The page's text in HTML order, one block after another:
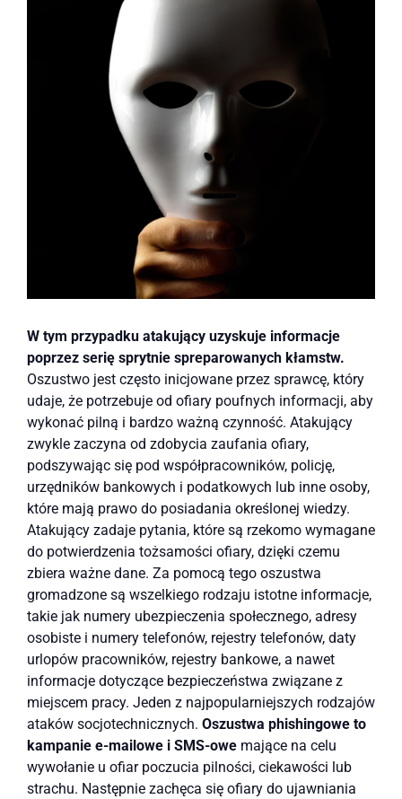
W tym przypadku atakujący uzyskuje informacje
poprzez serię sprytnie spreparowanych kłamstw.
Oszustwo jest często inicjowane przez sprawcę, który
udaje, że potrzebuje od ofiary poufnych informacji, aby
wykonać pilną i bardzo ważną czynność. Atakujący
zwykle zaczyna od zdobycia zaufania ofiary,
podszywając się pod współpracowników, policję,
urzędników bankowych i podatkowych lub inne osoby,
które mają prawo do posiadania określonej wiedzy.
Atakujący zadaje pytania, które są rzekomo wymagane
do potwierdzenia tożsamości ofiary, dzięki czemu
zbiera ważne dane. Za pomocą tego oszustwa
gromadzone są wszelkiego rodzaju istotne informacje,
takie jak numery ubezpieczenia społecznego, adresy
osobiste i numery telefonów, rejestry telefonów, daty
urlopów pracowników, rejestry bankowe, a nawet
informacje dotyczące bezpieczeństwa związane z
miejscem pracy. Jeden z najpopularniejszych rodzajów
ataków socjotechnicznych. Oszustwa phishingowe to
kampanie e-mailowe i SMS-owe mające na celu
wywołanie u ofiar poczucia pilności, ciekawości lub
strachu. Następnie zachęca się ofiary do ujawniania